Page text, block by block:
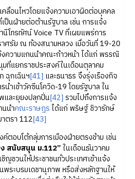
นไหวโดยแจ้งความเอาผิดต่อบุคคล
ป็นฝ่ายต่อต้านรัฐบาล เช่น การแจ้ง
โทรทัศน์ Voice TV ที่เผยแพร่การ
ศรัย ณ ท้องสนามหลวง เมื่อวันที่ 19-20
ความแกนนำคณะก้าวหน้า ได้แก่ พรรณิ
ที่แยกราชประสงค์ในเดือนตุลาคม
ฉุกเฉินฯ[41] และธนาธร จึงรุ่งเรืองกิจ
ำเข้าวัคซีนโควิด-19 โดยรัฐบาล ใน
และยุยงปลุกปั่น[42] รวมไปถึงการแจ้ง
นำคณะราษฎร ได้แก่ พริษฐ์ ชิวารักษ์
ตรา 112[43]
บโต้กลุ่มการเมืองฝ่ายตรงข้าม เช่น
สนับสนุน ม.112” ในเดือนธันวาคม
ญชวนให้ประชาชนทั่วประเทศเข้าแจ้ง
พระบรมเดชานุภาพ หรือส่งหลักฐานให้